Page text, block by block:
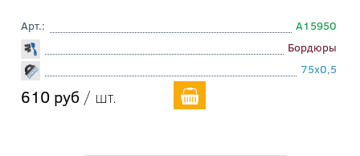
Арт.:
A15950
Бордюры
75x0,5
610 руб / шт.